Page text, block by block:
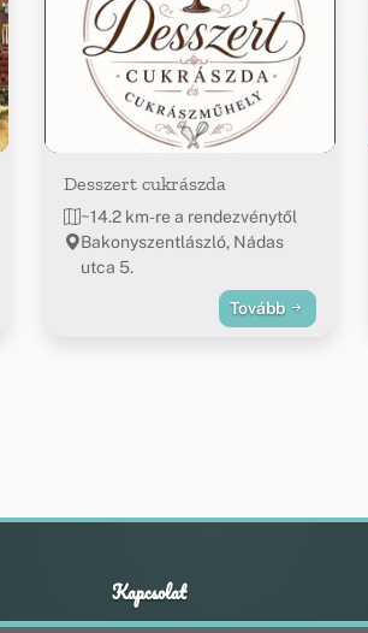
Desszert cukrászda
~14.2 km-re a rendezvénytől
Bakonyszentlászló, Nádas
utca 5.
Tovább
Kapcsolat